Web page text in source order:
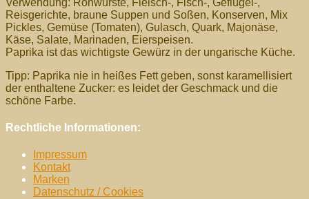
Reisgerichte, braune Suppen und Soßen, Konserven, Mix
Pickles, Gemüse (Tomaten), Gulasch, Quark, Majonäse,
Käse, Salate, Marinaden, Eierspeisen.
Paprika ist das wichtigste Gewürz in der ungarische Küche.
Tipp: Paprika nie in heißes Fett geben, sonst karamellisiert
der enthaltene Zucker: es leidet der Geschmack und die
schöne Farbe.
Rechtliche Informationen:
Impressum
Kontakt
Marken
Datenschutz / Cookies